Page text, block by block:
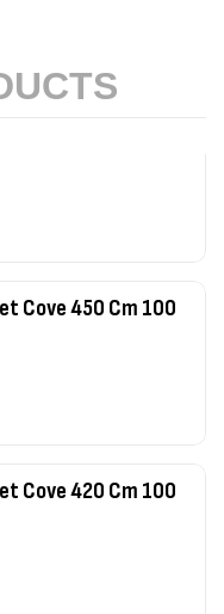
Cove 450 Cm 100
Cove 420 Cm 100